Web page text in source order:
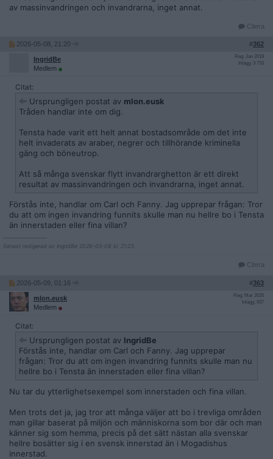
av massinvandringen och invandrarna, inget annat.
Citera
2026-05-08, 21:20 #362
IngridBe
Medlem
Reg: Jan 2019
Inlägg: 3 733
Citat:
Ursprungligen postat av mlon.eusk
Tråden handlar inte om dig.
Tensta hade varit ett helt annat bostadsområde om det inte
helt invaderats av araber, negrer och tillhörande kriminella
gäng och böneutrop.
Att så många svenskar flytt invandrarghetton är ett direkt
resultat av massinvandringen och invandrarna, inget annat.
Förstås inte, handlar om Carl och Fanny. Jag upprepar frågan: Tror
du att om ingen invandring funnits skulle man nu hellre bo i Tensta
än innerstaden eller fina villan?
Senast redigerad av IngridBe 2026-05-08 kl. 21:23.
Citera
2026-05-09, 01:16 #363
mlon.eusk
Medlem
Reg: Mar 2026
Inlägg: 937
Citat:
Ursprungligen postat av IngridBe
Förstås inte, handlar om Carl och Fanny. Jag upprepar
frågan: Tror du att om ingen invandring funnits skulle man nu
hellre bo i Tensta än innerstaden eller fina villan?
Nu tar du ytterlighetsexempel som innerstaden och fina villan.
Men trots det ja, jag tror att många väljer att bo i trevliga områden
man gillar baserat på miljön och människorna som bor där och man
känner sig som hemma, precis på det sätt nästan alla svenskar
hellre bosätter sig i en svensk innerstad än i Mogadishus
innerstad.